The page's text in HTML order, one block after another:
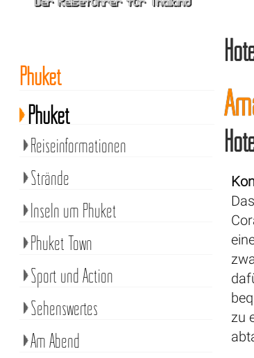
zu
Phuket
Phuket
Reiseinformationen
Strände
Inseln um Phuket
Phuket Town
Sport und Action
Sehenswertes
Am Abend